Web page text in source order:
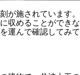
が施されています。
収めることができな
運んで確認してみて